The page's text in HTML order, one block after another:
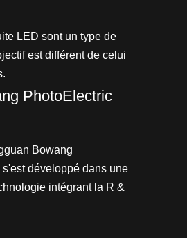
LED sont un type de
est différent de celui
PhotoElectric
Bowang
développé dans une
intégrant la R &